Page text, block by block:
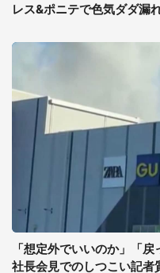
レス&ポニテで色気ダダ漏
「想定外でいいのか」「
社長会見でのしつこい記者